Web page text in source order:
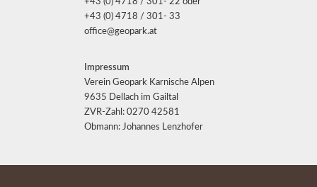
+43 (0) 4718 / 301- 22 oder
+43 (0) 4718 / 301- 33
office@geopark.at
Impressum
Verein Geopark Karnische Alpen
9635 Dellach im Gailtal
ZVR-Zahl: 0270 42581
Obmann: Johannes Lenzhofer